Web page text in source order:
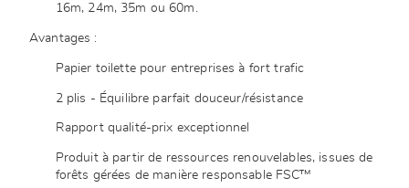
16m, 24m, 35m ou 60m.
Avantages :
Papier toilette pour entreprises à fort trafic
2 plis - Équilibre parfait douceur/résistance
Rapport qualité-prix exceptionnel
Produit à partir de ressources renouvelables, issues de
forêts gérées de manière responsable FSC™